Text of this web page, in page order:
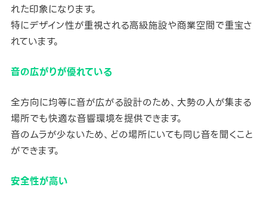
れた印象になります。
特にデザイン性が重視される高級施設や商業空間で重宝さ
れています。
音の広がりが優れている
全方向に均等に音が広がる設計のため、大勢の人が集まる
場所でも快適な音響環境を提供できます。
音のムラが少ないため、どの場所にいても同じ音を聞くこと
ができます。
安全性が高い